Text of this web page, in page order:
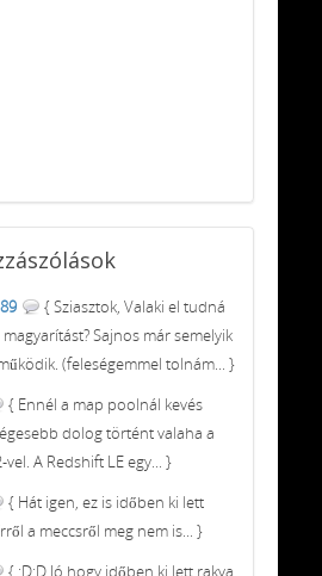
{ Sziasztok, Valaki el tudná
Sajnos már semelyik
(feleségemmel tolnám... }
{ Ennél a map poolnál kevés
dolog történt valaha a
A Redshift LE egy... }
{ Hát igen, ez is időben ki lett
a meccsről meg nem is... }
{ :D:D Jó hogy időben ki lett rakva